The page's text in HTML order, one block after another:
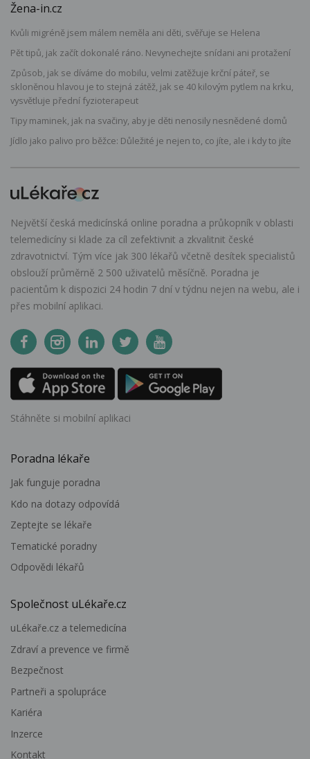
Žena-in.cz
Kvůli migréně jsem málem neměla ani děti, svěřuje se Helena
Pět tipů, jak začít dokonalé ráno. Nevynechejte snídani ani protažení
Způsob, jak se díváme do mobilu, velmi zatěžuje krční páteř, se
skloněnou hlavou je to stejná zátěž, jak se 40 kilovým pytlem na krku,
vysvětluje přední fyzioterapeut
Tipy maminek, jak na svačiny, aby je děti nenosily nesnědené domů
Jídlo jako palivo pro běžce: Důležité je nejen to, co jíte, ale i kdy to jíte
Největší česká medicínská online poradna a průkopník v oblasti
telemedicíny si klade za cíl zefektivnit a zkvalitnit české
zdravotnictví. Tým více jak 300 lékařů včetně desítek specialistů
obslouží průměrně 2 500 uživatelů měsíčně. Poradna je
pacientům k dispozici 24 hodin 7 dní v týdnu nejen na webu, ale i
přes mobilní aplikaci.
Stáhněte si mobilní aplikaci
Poradna lékaře
Jak funguje poradna
Kdo na dotazy odpovídá
Zeptejte se lékaře
Tematické poradny
Odpovědi lékařů
Společnost uLékaře.cz
uLékaře.cz a telemedicína
Zdraví a prevence ve firmě
Bezpečnost
Partneři a spolupráce
Kariéra
Inzerce
Kontakt